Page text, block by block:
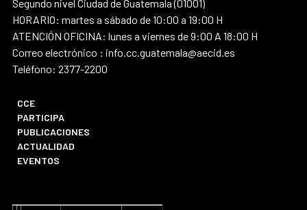
Segundo nivel Ciudad de Guatemala (01001)
HORARIO: martes a sábado de 10:00 a 19:00 H
ATENCIÓN OFICINA: lunes a viernes de 9:00 A 18:00 H
Correo electrónico : info.cc.guatemala@aecid.es
Teléfono: 2377-2200
CCE
PARTICIPA
PUBLICACIONES
ACTUALIDAD
EVENTOS